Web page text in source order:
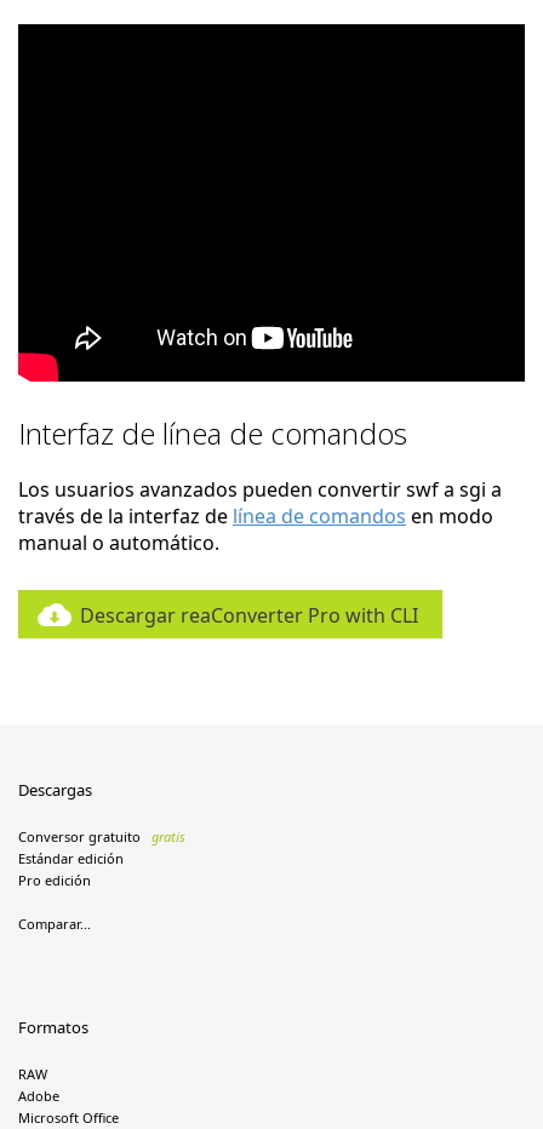
Interfaz de línea de comandos
Los usuarios avanzados pueden convertir swf a sgi a
través de la interfaz de línea de comandos en modo
manual o automático.
Descargar reaConverter Pro with CLI
Descargas
Conversor gratuito
gratis
Estándar edición
Pro edición
Comparar...
Formatos
RAW
Adobe
Microsoft Office